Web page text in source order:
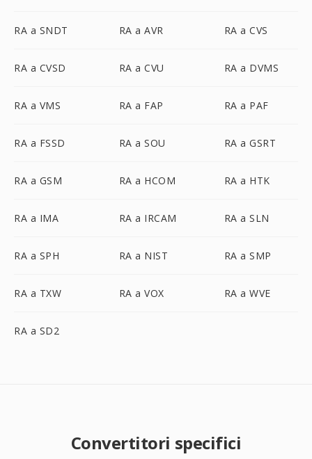
RA a SNDT RA a AVR RA a CVS
RA a CVSD RA a CVU RA a DVMS
RA a VMS RA a FAP RA a PAF
RA a FSSD RA a SOU RA a GSRT
RA a GSM RA a HCOM RA a HTK
RA a IMA RA a IRCAM RA a SLN
RA a SPH RA a NIST RA a SMP
RA a TXW RA a VOX RA a WVE
RA a SD2
Convertitori specifici